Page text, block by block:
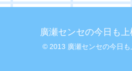
廣瀬センセの今日も
© 2013 廣瀬センセの今日も